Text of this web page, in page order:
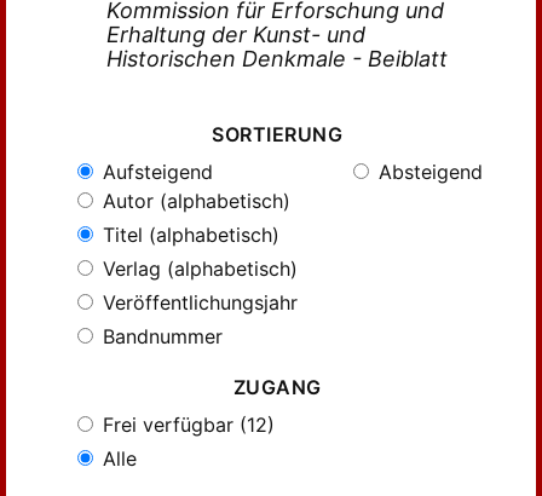
Kommission für Erforschung und
Erhaltung der Kunst- und
Historischen Denkmale - Beiblatt
SORTIERUNG
Aufsteigend
Absteigend
Autor (alphabetisch)
Titel (alphabetisch)
Verlag (alphabetisch)
Veröffentlichungsjahr
Bandnummer
ZUGANG
Frei verfügbar (12)
Alle